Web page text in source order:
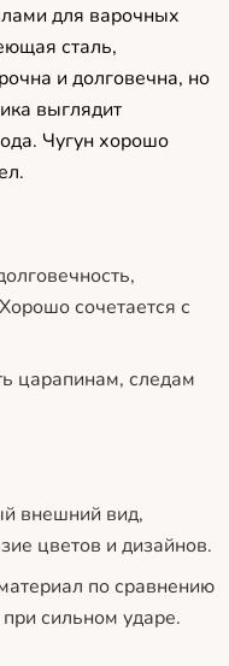
для варочных
сталь,
и долговечна, но
выглядит
Чугун хорошо
сочетается с
царапинам, следам
внешний вид,
цветов и дизайнов.
по сравнению
сильном ударе.